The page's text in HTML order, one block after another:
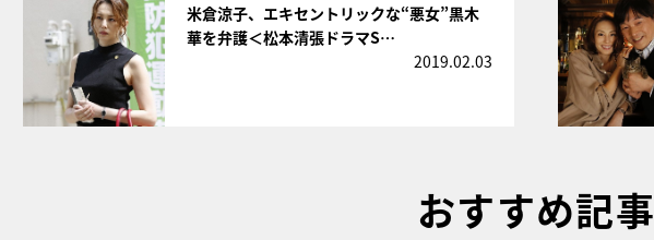
米倉涼子、エキセントリックな“悪女”黒木
華を弁護＜松本清張ドラマS…
2019.02.03
おすすめ記事